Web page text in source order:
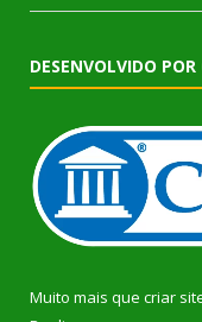
DESENVOLVIDO POR
Muito mais que criar